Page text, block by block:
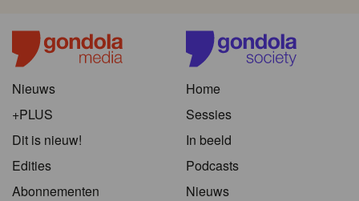
Nieuws
+PLUS
Dit is nieuw!
Edities
Abonnementen
Home
Sessies
In beeld
Podcasts
Nieuws